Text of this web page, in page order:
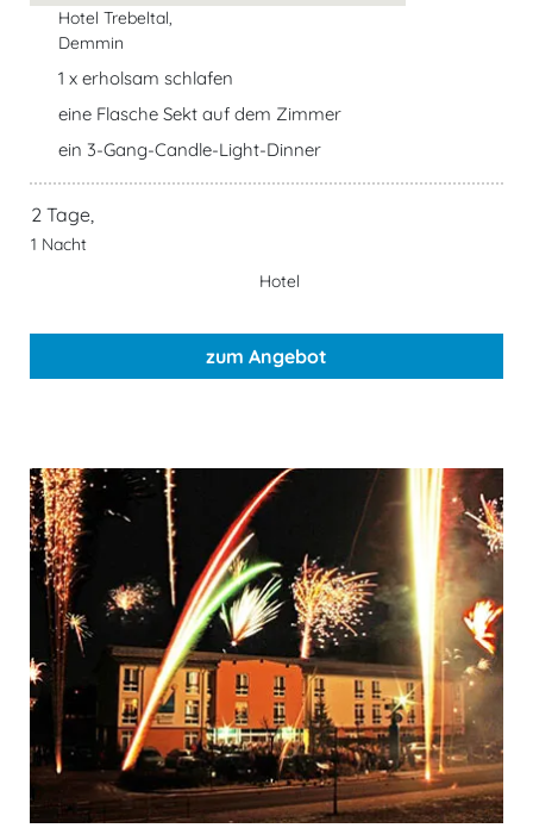
Hotel Trebeltal,
Demmin
1 x erholsam schlafen
eine Flasche Sekt auf dem Zimmer
ein 3-Gang-Candle-Light-Dinner
2 Tage,
1 Nacht
Hotel
zum Angebot